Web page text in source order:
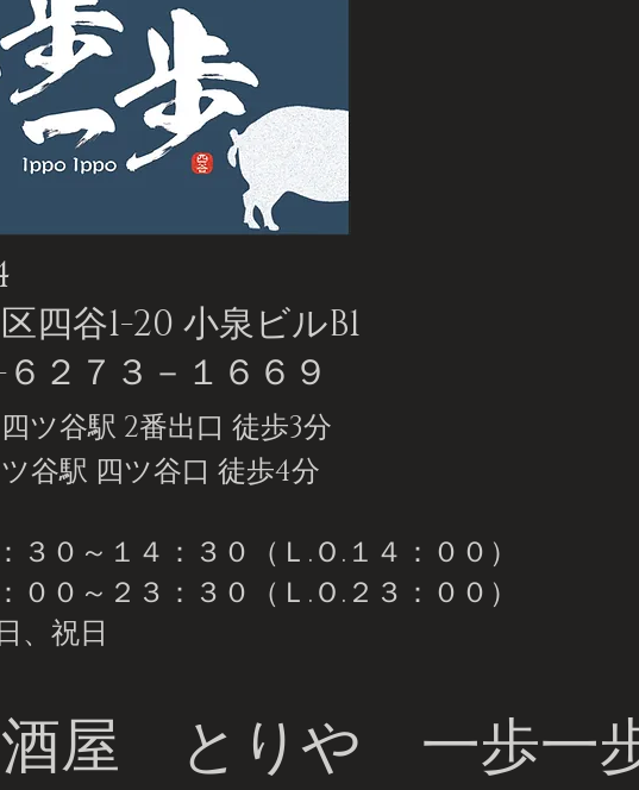
四谷1-20 小泉ビルB1
２７３－１６６９
ツ谷駅 2番出口 徒歩3分
谷駅 四ツ谷口 徒歩4分
０～１４：３０（Ｌ.Ｏ.１４：００）
００～２３：３０（Ｌ.Ｏ.２３：００）
、祝日
酒屋 とりや 一歩